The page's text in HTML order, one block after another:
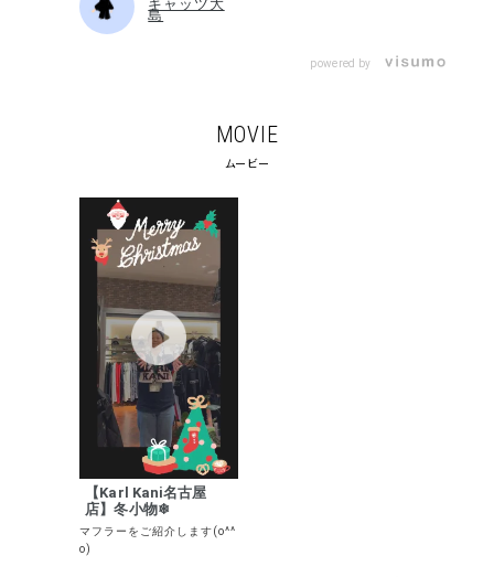
キャッツ大
島
powered by
MOVIE
ムービー
【Karl Kani名古屋
店】冬小物❄︎
マフラーをご紹介します(o^^
o)